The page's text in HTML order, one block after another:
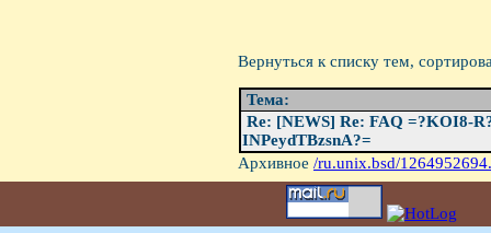
Вернуться к списку тем,
Тема:
Re: [NEWS] Re: FAQ =?KOI8-
INPeydTBzsnA?=
Архивное /ru.unix.bsd/